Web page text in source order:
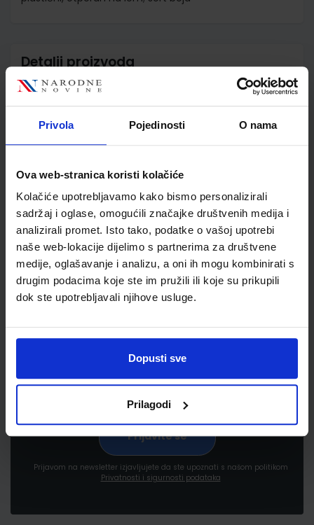
Privola Pojedinosti O nama
Ova web-stranica koristi kolačiće
Kolačiće upotrebljavamo kako bismo personalizirali
sadržaj i oglase, omogućili značajke društvenih medija i
analizirali promet. Isto tako, podatke o vašoj upotrebi
naše web-lokacije dijelimo s partnerima za društvene
medije, oglašavanje i analizu, a oni ih mogu kombinirati s
drugim podacima koje ste im pružili ili koje su prikupili
dok ste upotrebljavali njihove usluge.
Dopusti sve
Prilagodi
Detalji proizvoda
Šifra proizvoda
Jedinična mjera
kom
Newsletter prijava
proizvodima i uslugama, akcijama i drugim
Prijavom na newsletter izjavljujete da ste upoznati s našom politikom
Privatnosti i sigurnosti podataka